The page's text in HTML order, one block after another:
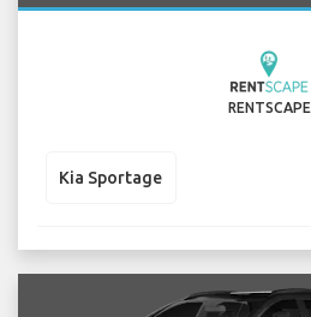
RENTSCAPE
Kia Sportage